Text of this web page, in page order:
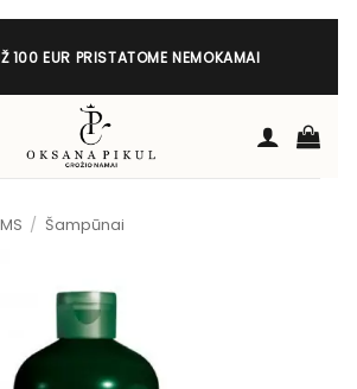
100 EUR PRISTATOME NEMOKAMAI
/ Šampūnai